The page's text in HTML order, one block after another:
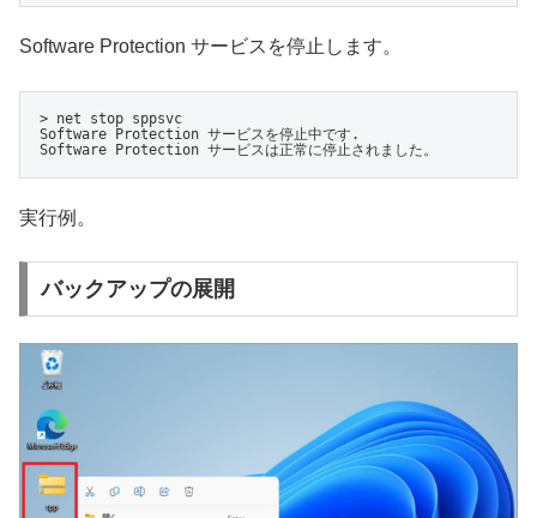
Software Protection サービスを停止します。
> net stop sppsvc
Software Protection サービスを停止中です.
Software Protection サービスは正常に停止されました。
実行例。
バックアップの展開